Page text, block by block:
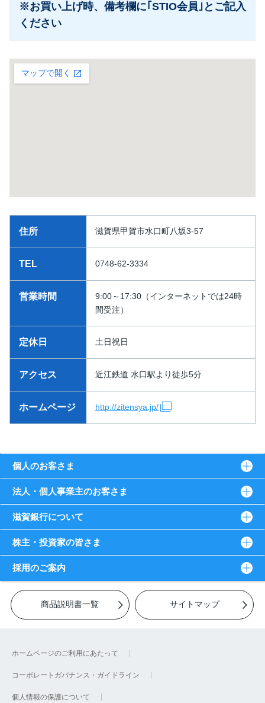
※お買い上げ時、備考欄に｢STIO会員｣とご記入
ください
住所 滋賀県甲賀市水口町八坂3-57
TEL 0748-62-3334
営業時間
9:00～17:30（インターネットでは24時
間受注）
定休日 土日祝日
アクセス 近江鉄道 水口駅より徒歩5分
ホームページ http://zitensya.jp/
個人のお客さま
法人・個人事業主のお客さま
滋賀銀行について
株主・投資家の皆さま
採用のご案内
商品説明書一覧 サイトマップ
ホームページのご利用にあたって
コーポレートガバナンス・ガイドライン
個人情報の保護について